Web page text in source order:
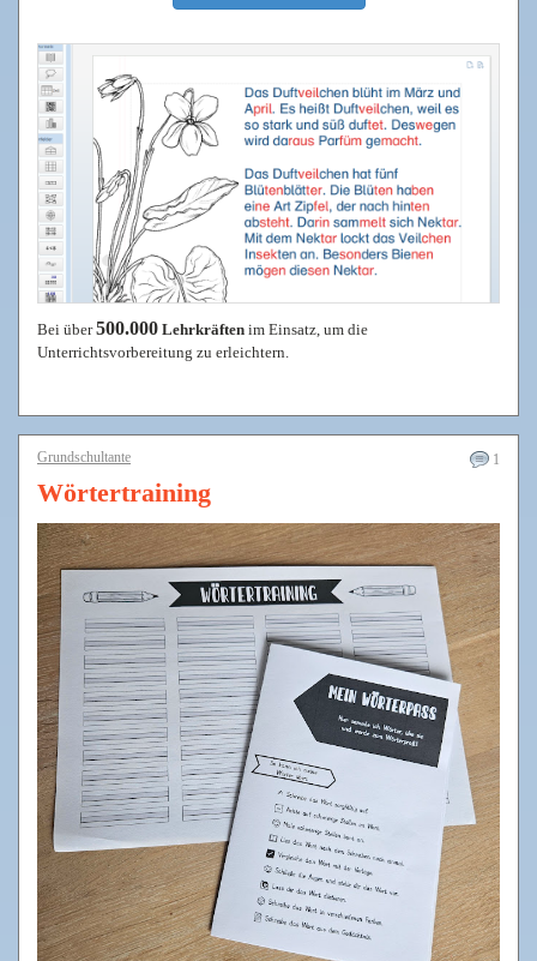
Bei über500.000 Lehrkräften im Einsatz, um die
Unterrichtsvorbereitung zu erleichtern.
1
Grundschultante
Wörtertraining